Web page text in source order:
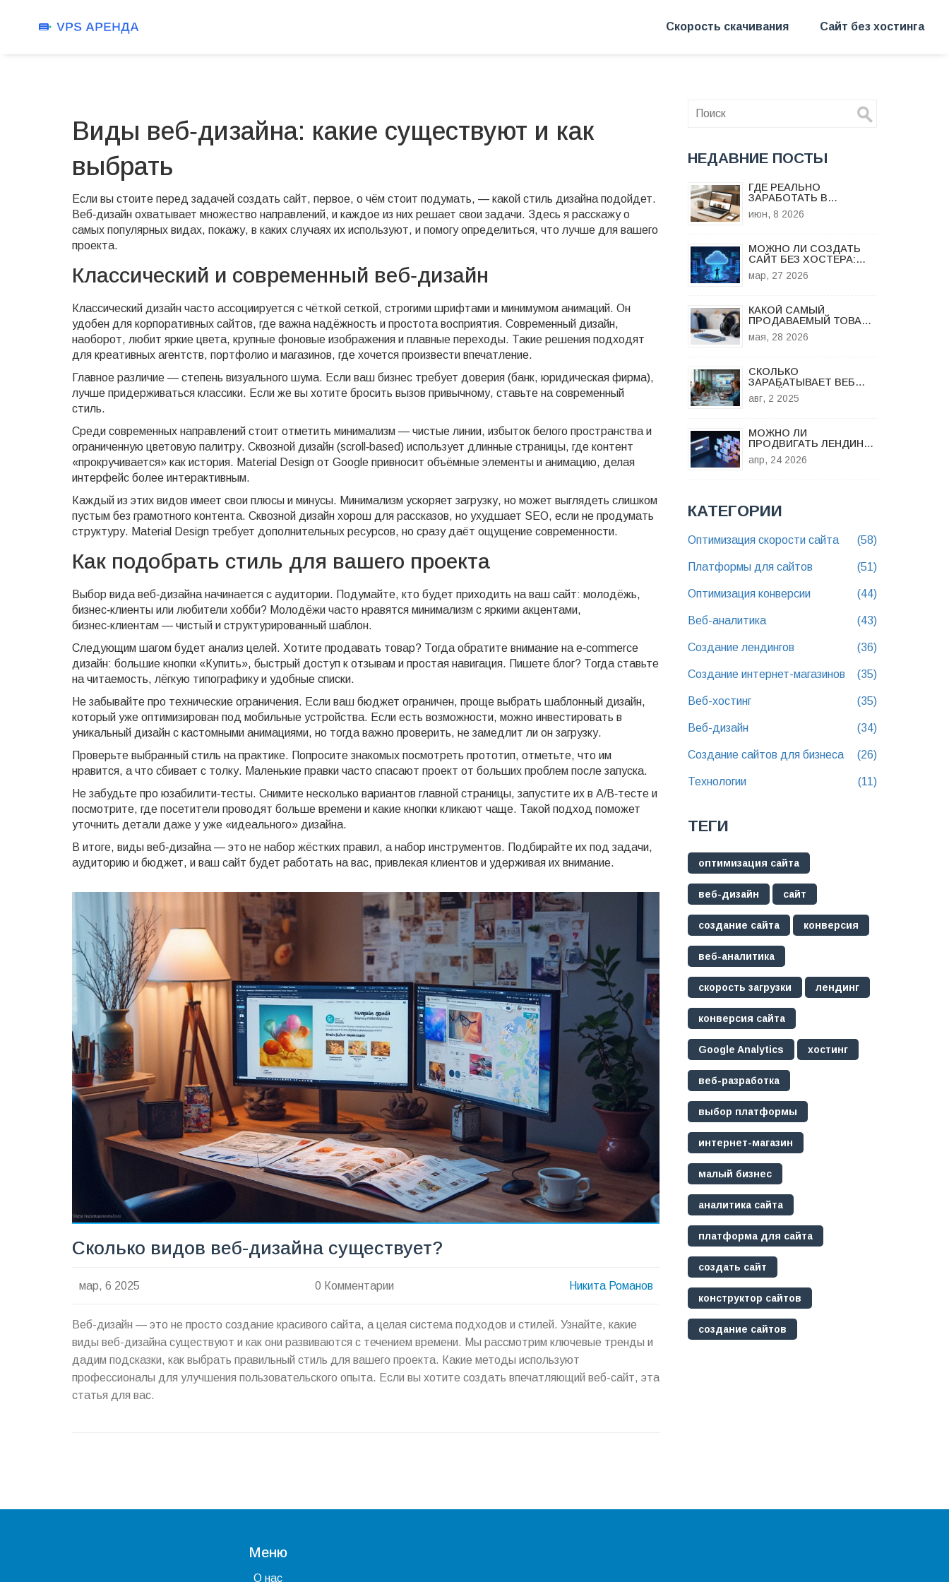
Скорость скачивания Сайт без хостинга
Виды веб‑дизайна: какие существуют и как
выбрать
Если вы стоите перед задачей создать сайт, первое, о чём стоит подумать, — какой стиль дизайна подойдет.
Веб‑дизайн охватывает множество направлений, и каждое из них решает свои задачи. Здесь я расскажу о
самых популярных видах, покажу, в каких случаях их используют, и помогу определиться, что лучше для вашего
проекта.
Классический и современный веб‑дизайн
Классический дизайн часто ассоциируется с чёткой сеткой, строгими шрифтами и минимумом анимаций. Он
удобен для корпоративных сайтов, где важна надёжность и простота восприятия. Современный дизайн,
наоборот, любит яркие цвета, крупные фоновые изображения и плавные переходы. Такие решения подходят
для креативных агентств, портфолио и магазинов, где хочется произвести впечатление.
Главное различие — степень визуального шума. Если ваш бизнес требует доверия (банк, юридическая фирма),
лучше придерживаться классики. Если же вы хотите бросить вызов привычному, ставьте на современный
стиль.
Среди современных направлений стоит отметить минимализм — чистые линии, избыток белого пространства и
ограниченную цветовую палитру. Сквозной дизайн (scroll‑based) использует длинные страницы, где контент
«прокручивается» как история. Material Design от Google привносит объёмные элементы и анимацию, делая
интерфейс более интерактивным.
Каждый из этих видов имеет свои плюсы и минусы. Минимализм ускоряет загрузку, но может выглядеть слишком
пустым без грамотного контента. Сквозной дизайн хорош для рассказов, но ухудшает SEO, если не продумать
структуру. Material Design требует дополнительных ресурсов, но сразу даёт ощущение современности.
Как подобрать стиль для вашего проекта
Выбор вида веб‑дизайна начинается с аудитории. Подумайте, кто будет приходить на ваш сайт: молодёжь,
бизнес‑клиенты или любители хобби? Молодёжи часто нравятся минимализм с яркими акцентами,
бизнес‑клиентам — чистый и структурированный шаблон.
Следующим шагом будет анализ целей. Хотите продавать товар? Тогда обратите внимание на e‑commerce
дизайн: большие кнопки «Купить», быстрый доступ к отзывам и простая навигация. Пишете блог? Тогда ставьте
на читаемость, лёгкую типографику и удобные списки.
Не забывайте про технические ограничения. Если ваш бюджет ограничен, проще выбрать шаблонный дизайн,
который уже оптимизирован под мобильные устройства. Если есть возможности, можно инвестировать в
уникальный дизайн с кастомными анимациями, но тогда важно проверить, не замедлит ли он загрузку.
Проверьте выбранный стиль на практике. Попросите знакомых посмотреть прототип, отметьте, что им
нравится, а что сбивает с толку. Маленькие правки часто спасают проект от больших проблем после запуска.
Не забудьте про юзабилити‑тесты. Снимите несколько вариантов главной страницы, запустите их в A/B‑тесте и
посмотрите, где посетители проводят больше времени и какие кнопки кликают чаще. Такой подход поможет
уточнить детали даже у уже «идеального» дизайна.
В итоге, виды веб‑дизайна — это не набор жёстких правил, а набор инструментов. Подбирайте их под задачи,
аудиторию и бюджет, и ваш сайт будет работать на вас, привлекая клиентов и удерживая их внимание.
Сколько видов веб-дизайна существует?
мар, 6 2025 0 Комментарии Никита Романов
Веб-дизайн — это не просто создание красивого сайта, а целая система подходов и стилей. Узнайте, какие
виды веб-дизайна существуют и как они развиваются с течением времени. Мы рассмотрим ключевые тренды и
дадим подсказки, как выбрать правильный стиль для вашего проекта. Какие методы используют
профессионалы для улучшения пользовательского опыта. Если вы хотите создать впечатляющий веб-сайт, эта
статья для вас.
НЕДАВНИЕ ПОСТЫ
ГДЕ РЕАЛЬНО
ЗАРАБОТАТЬ В
ИНТЕРНЕТЕ: СОЗДАНИЕ
САЙТОВ ДЛЯ МАЛОГО
июн, 8 2026
МОЖНО ЛИ СОЗДАТЬ
САЙТ БЕЗ ХОСТЕРА:
БЕСПЛАТНЫЕ
АЛЬТЕРНАТИВЫ И
мар, 27 2026
КАКОЙ САМЫЙ
ПРОДАВАЕМЫЙ ТОВАР
В МИРЕ: ДАННЫЕ ДЛЯ
ВАШЕГО ИНТЕРНЕТ-
мая, 28 2026
СКОЛЬКО
ЗАРАБАТЫВАЕТ ВЕБ
ДИЗАЙНЕР В 2024 ГОДУ:
РЕАЛЬНЫЕ ЦИФРЫ И
авг, 2 2025
МОЖНО ЛИ
ПРОДВИГАТЬ ЛЕНДИНГ:
РЕАЛЬНО ЛИ ВЫВЕСТИ
ОДНОСТРАНИЧНИК В
апр, 24 2026
КАТЕГОРИИ
Оптимизация скорости сайта (58)
Платформы для сайтов (51)
Оптимизация конверсии (44)
Веб-аналитика (43)
Создание лендингов (36)
Создание интернет-магазинов (35)
Веб-хостинг (35)
Веб-дизайн (34)
Создание сайтов для бизнеса (26)
Технологии (11)
ТЕГИ
оптимизация сайта
веб-дизайн сайт
создание сайта конверсия
веб-аналитика
скорость загрузки лендинг
конверсия сайта
Google Analytics хостинг
веб-разработка
выбор платформы
интернет-магазин
малый бизнес
аналитика сайта
платформа для сайта
создать сайт
конструктор сайтов
создание сайтов
Меню
О нас